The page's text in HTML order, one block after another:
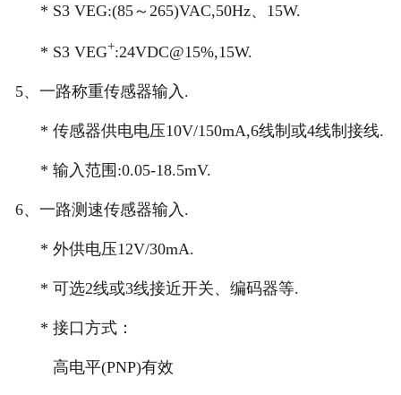
* S3 VEG:(85～ 265)VAC,50Hz、15W.
* S3 VEG+:24VDC@15%,15W.
5、一路称重传感器输入.
* 传感器供电电压10V/150mA,6线制或4线制接线.
* 输入范围:0.05-18.5mV.
6、一路测速传感器输入.
* 外供电压12V/30mA.
* 可选2线或3线接近开关、编码器等.
* 接口方式：
高电平(PNP)有效